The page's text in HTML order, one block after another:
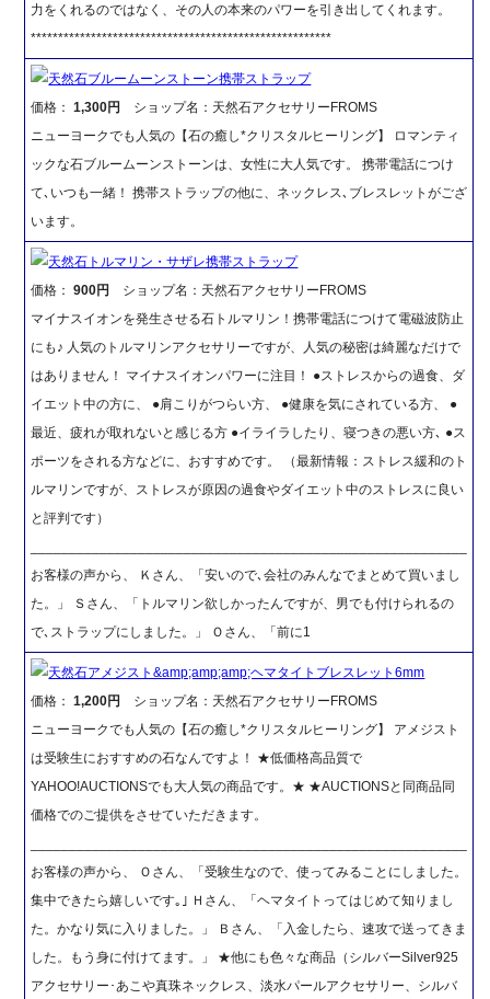
力をくれるのではなく、その人の本来のパワーを引き出してくれます。
*******************************************************
天然石ブルームーンストーン携帯ストラップ
価格：1,300円
ショップ名：天然石アクセサリーFROMS
ニューヨークでも人気の【石の癒し*クリスタルヒーリング】 ロマンティ
ックな石ブルームーンストーンは、女性に大人気です。 携帯電話につけ
て､いつも一緒！ 携帯ストラップの他に、ネックレス､ブレスレットがござ
います。
天然石トルマリン・サザレ携帯ストラップ
価格：900円
ショップ名：天然石アクセサリーFROMS
マイナスイオンを発生させる石トルマリン！携帯電話につけて電磁波防止
にも♪ 人気のトルマリンアクセサリーですが、人気の秘密は綺麗なだけで
はありません！ マイナスイオンパワーに注目！ ●ストレスからの過食、ダ
イエット中の方に、 ●肩こりがつらい方、 ●健康を気にされている方、 ●
最近、疲れが取れないと感じる方 ●イライラしたり、寝つきの悪い方､ ●ス
ポーツをされる方などに、おすすめです。 （最新情報：ストレス緩和のト
ルマリンですが、ストレスが原因の過食やダイエット中のストレスに良い
と評判です）
お客様の声から、 Ｋさん、「安いので､会社のみんなでまとめて買いまし
た。」 Ｓさん、「トルマリン欲しかったんですが、男でも付けられるの
で､ストラップにしました。」 Ｏさん、「前に1
天然石アメジスト&amp;amp;amp;ヘマタイトブレスレット6mm
価格：1,200円
ショップ名：天然石アクセサリーFROMS
ニューヨークでも人気の【石の癒し*クリスタルヒーリング】 アメジスト
は受験生におすすめの石なんですよ！ ★低価格高品質で
YAHOO!AUCTIONSでも大人気の商品です。★ ★AUCTIONSと同商品同
価格でのご提供をさせていただきます。
お客様の声から、 Ｏさん、「受験生なので、使ってみることにしました。
集中できたら嬉しいです｡｣ Ｈさん、「ヘマタイトってはじめて知りまし
た。かなり気に入りました。」 Ｂさん、「入金したら、速攻で送ってきま
した。もう身に付けてます。」 ★他にも色々な商品（シルバーSilver925
アクセサリー･あこや真珠ネックレス、淡水パールアクセサリー、シルバ